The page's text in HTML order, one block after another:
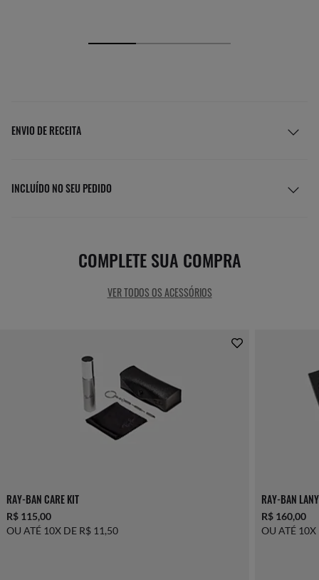
ENVIO DE RECEITA
INCLUÍDO NO SEU PEDIDO
COMPLETE SUA COMPRA
VER TODOS OS ACESSÓRIOS
RAY-BAN CARE KIT
R$ 115,00
OU ATÉ 10X DE R$ 11,50
RAY-BAN
R$ 160,00
OU ATÉ